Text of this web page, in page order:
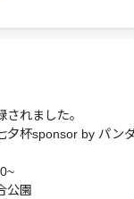
れました。
夕杯sponsor by パン
公園